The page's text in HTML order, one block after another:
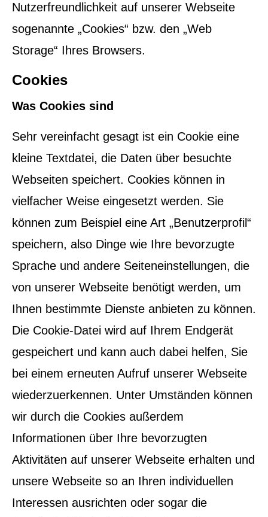
Nutzerfreundlichkeit auf unserer Webseite
sogenannte „Cookies“ bzw. den „Web
Storage“ Ihres Browsers.
Cookies
Was Cookies sind
Sehr vereinfacht gesagt ist ein Cookie eine
kleine Textdatei, die Daten über besuchte
Webseiten speichert. Cookies können in
vielfacher Weise eingesetzt werden. Sie
können zum Beispiel eine Art „Benutzerprofil“
speichern, also Dinge wie Ihre bevorzugte
Sprache und andere Seiteneinstellungen, die
von unserer Webseite benötigt werden, um
Ihnen bestimmte Dienste anbieten zu können.
Die Cookie-Datei wird auf Ihrem Endgerät
gespeichert und kann auch dabei helfen, Sie
bei einem erneuten Aufruf unserer Webseite
wiederzuerkennen. Unter Umständen können
wir durch die Cookies außerdem
Informationen über Ihre bevorzugten
Aktivitäten auf unserer Webseite erhalten und
unsere Webseite so an Ihren individuellen
Interessen ausrichten oder sogar die